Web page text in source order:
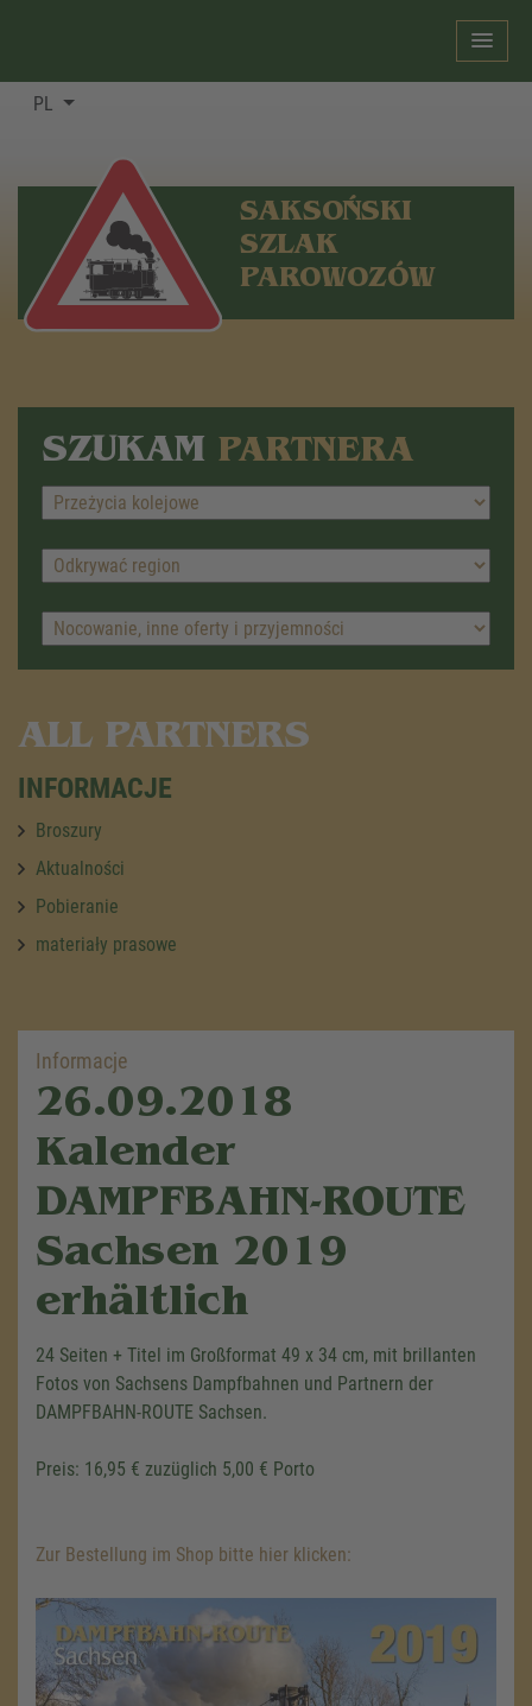
PL
SAKSOŃSKI
SZLAK
PAROWOZÓW
SZUKAM PARTNERA
ALL PARTNERS
INFORMACJE
Broszury
Aktualności
Pobieranie
materiały prasowe
Informacje
26.09.2018
Kalender
DAMPFBAHN-ROUTE
Sachsen 2019
erhältlich
24 Seiten + Titel im Großformat 49 x 34 cm, mit brillanten
Fotos von Sachsens Dampfbahnen und Partnern der
DAMPFBAHN-ROUTE Sachsen.
Preis: 16,95 € zuzüglich 5,00 € Porto
Zur Bestellung im Shop bitte hier klicken: